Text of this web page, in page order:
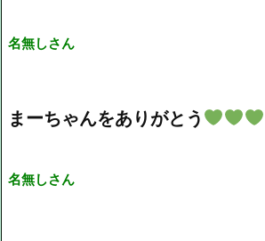
名無しさん
まーちゃんをありがとう
名無しさん